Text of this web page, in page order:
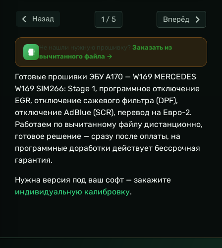
Назад 1 / 5 Вперёд
Не нашли нужную прошивку? Заказать из
вычитанного файла →
Готовые прошивки ЭБУ A170 — W169 MERCEDES
W169 SIM266: Stage 1, программное отключение
EGR, отключение сажевого фильтра (DPF),
отключение AdBlue (SCR), перевод на Евро-2.
Работаем по вычитанному файлу дистанционно,
готовое решение — сразу после оплаты, на
программные доработки действует бессрочная
гарантия.
Нужна версия под ваш софт — закажите
индивидуальную калибровку.